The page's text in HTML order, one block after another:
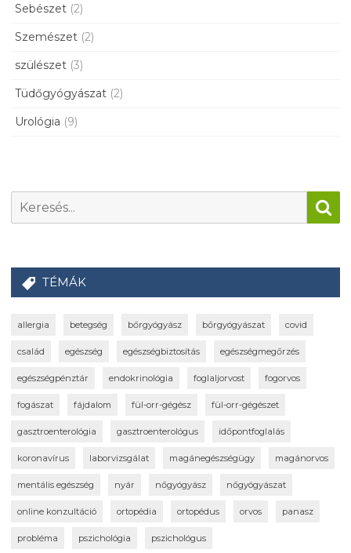
Sebészet (2)
Szemészet (2)
szülészet (3)
Tüdőgyógyászat (2)
Urológia (9)
TÉMÁK
allergia betegség bőrgyógyász bőrgyógyászat covid
család egészség egészségbiztosítás egészségmegőrzés
egészségpénztár endokrinológia foglaljorvost fogorvos
fogászat fájdalom fül-orr-gégész fül-orr-gégészet
gasztroenterológia gasztroenterológus időpontfoglalás
koronavírus laborvizsgálat magánegészségügy magánorvos
mentális egészség nyár nőgyógyász nőgyógyászat
online konzultáció ortopédia ortopédus orvos panasz
probléma pszichológia pszichológus